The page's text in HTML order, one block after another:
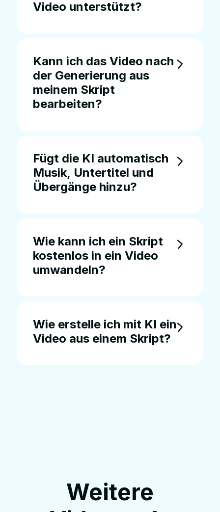
Video unterstützt?
Kann ich das Video nach
der Generierung aus
meinem Skript
bearbeiten?
Fügt die KI automatisch
Musik, Untertitel und
Übergänge hinzu?
Wie kann ich ein Skript
kostenlos in ein Video
umwandeln?
Wie erstelle ich mit KI ein
Video aus einem Skript?
Weitere